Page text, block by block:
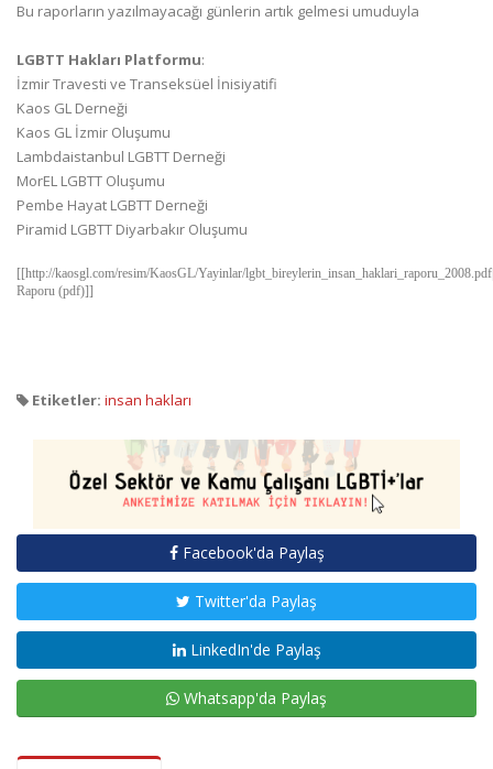
Bu raporların yazılmayacağı günlerin artık gelmesi umuduyla
LGBTT Hakları Platformu:
İzmir Travesti ve Transeksüel İnisiyatifi
Kaos GL Derneği
Kaos GL İzmir Oluşumu
Lambdaistanbul LGBTT Derneği
MorEL LGBTT Oluşumu
Pembe Hayat LGBTT Derneği
Piramid LGBTT Diyarbakır Oluşumu
[[http://kaosgl.com/resim/KaosGL/Yayinlar/
Raporu (pdf)]]
Etiketler: insan hakları
Facebook'da Paylaş
Twitter'da Paylaş
LinkedIn'de Paylaş
Whatsapp'da Paylaş